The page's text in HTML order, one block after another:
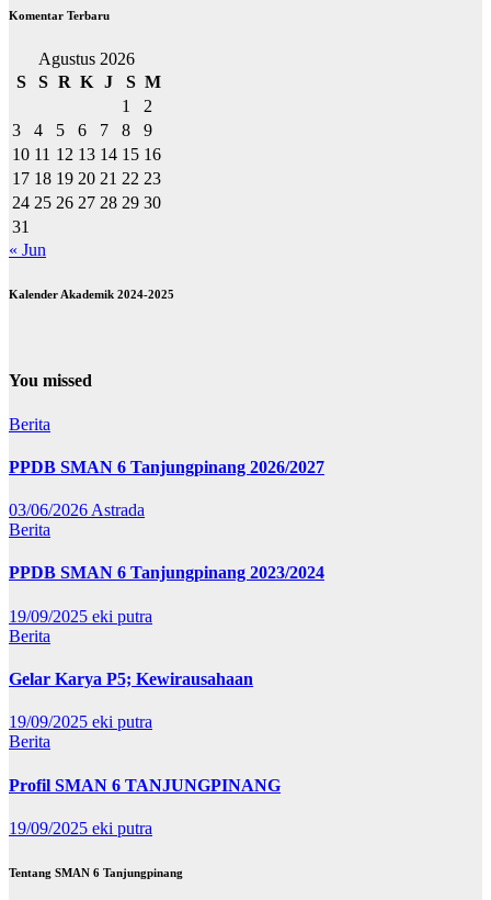
Komentar Terbaru
Agustus 2026
S
S R K J S M
1
2
3
4 5 6 7 8
9
10 11 12 13 14 15 16
17 18 19 20 21 22 23
24 25 26 27 28 29 30
31
« Jun
Kalender Akademik 2024-2025
You missed
Berita
PPDB SMAN 6 Tanjungpinang 2026/2027
03/06/2026 Astrada
Berita
PPDB SMAN 6 Tanjungpinang 2023/2024
19/09/2025 eki putra
Berita
Gelar Karya P5; Kewirausahaan
19/09/2025 eki putra
Berita
Profil SMAN 6 TANJUNGPINANG
19/09/2025 eki putra
Tentang SMAN 6 Tanjungpinang